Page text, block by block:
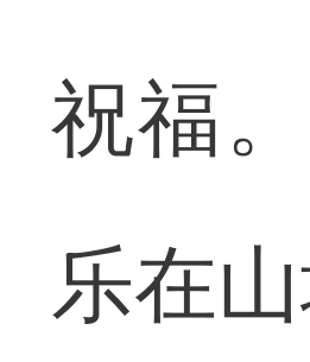
祝福
乐在